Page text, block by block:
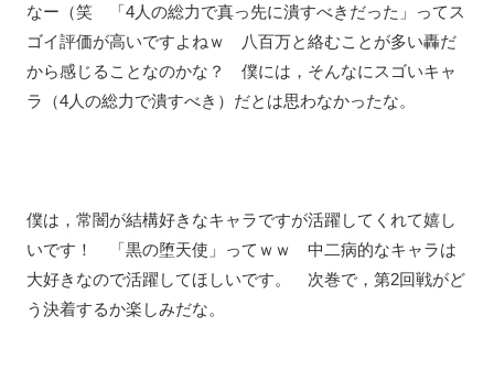
なー（笑 「4人の総力で真っ先に潰すべきだった」ってス
ゴイ評価が高いですよねｗ 八百万と絡むことが多い轟だ
から感じることなのかな？ 僕には，そんなにスゴいキャ
ラ（4人の総力で潰すべき）だとは思わなかったな。
僕は，常闇が結構好きなキャラですが活躍してくれて嬉し
いです！ 「黒の堕天使」ってｗｗ 中二病的なキャラは
大好きなので活躍してほしいです。 次巻で，第2回戦がど
う決着するか楽しみだな。